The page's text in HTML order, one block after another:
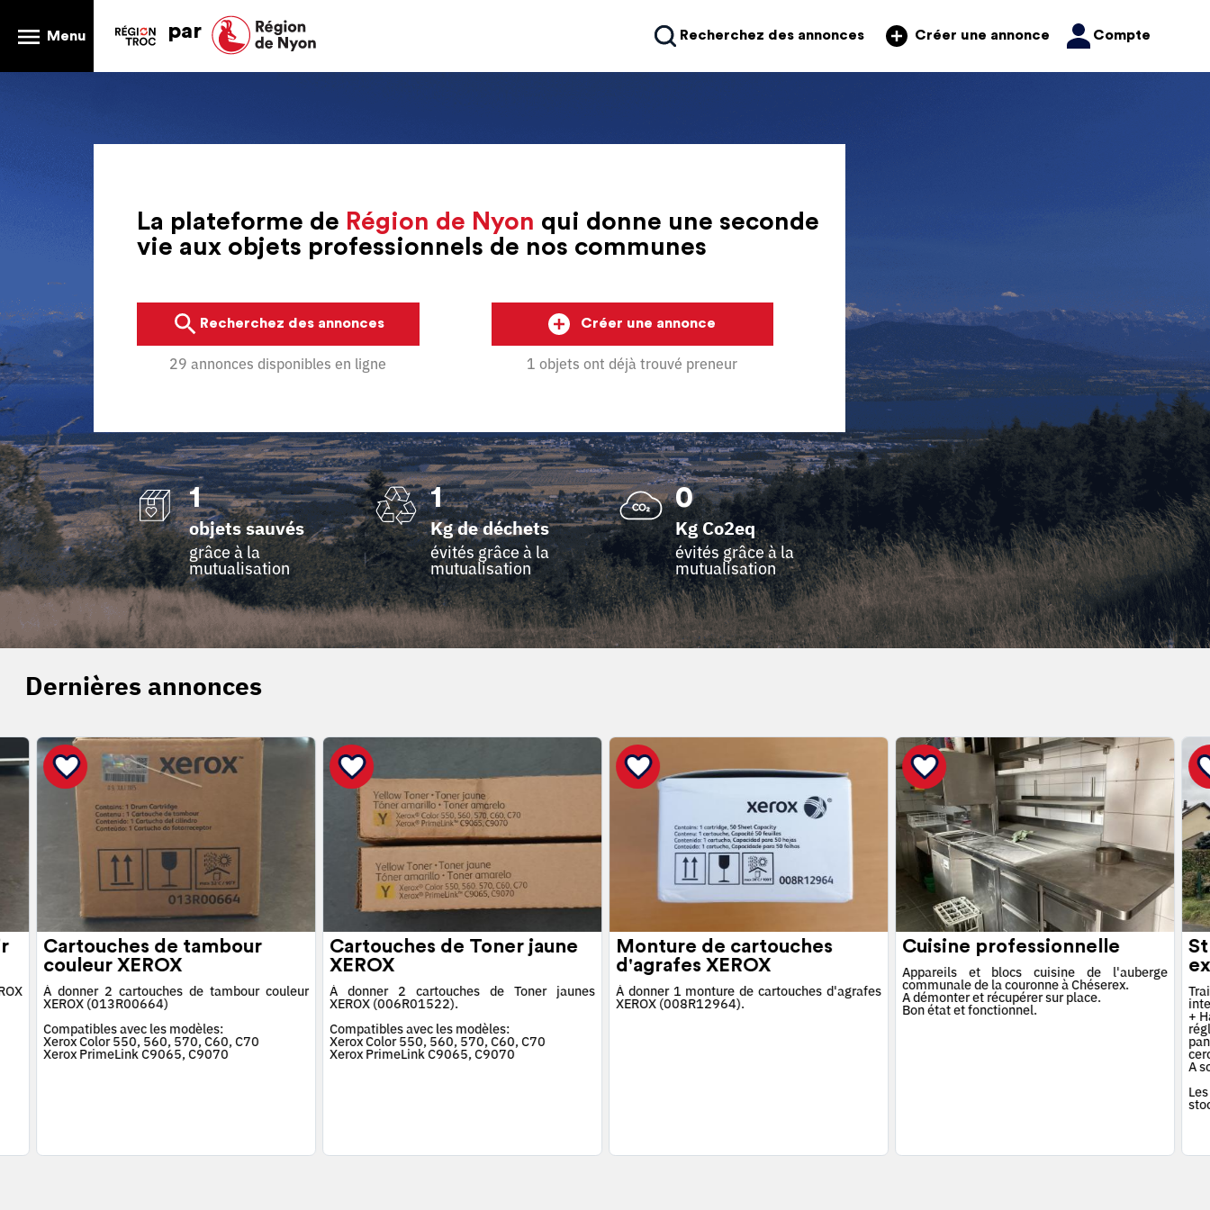
Menu par Recherchez des annonces Créer une annonce Compte
La plateforme de Région de Nyon qui donne une seconde
vie aux objets professionnels de nos communes
Recherchez des annonces
29 annonces disponibles en ligne
Créer une annonce
1 objets ont déjà trouvé preneur
1
objets sauvés
grâce à la
mutualisation
1
Kg de déchets
évités grâce à la
mutualisation
0
Kg Co2eq
évités grâce à la
mutualisation
Dernières annonces
Cartouches de tambour
couleur XEROX
À donner 2 cartouches de tambour couleur
XEROX (013R00664)
Compatibles avec les modèles:
Xerox Color 550, 560, 570, C60, C70
Xerox PrimeLink C9065, C9070
Cartouches de Toner jaune
XEROX
À donner 2 cartouches de Toner jaunes
XEROX (006R01522).
Compatibles avec les modèles:
Xerox Color 550, 560, 570, C60, C70
Xerox PrimeLink C9065, C9070
Monture de cartouches
d'agrafes XEROX
À donner 1 monture de cartouches d'agrafes
XEROX (008R12964).
Cuisine professionnelle
Appareils et blocs cuisine de l'auberge
communale de la couronne à Chéserex.
A démonter et récupérer sur place.
Bon état et fonctionnel. +
A